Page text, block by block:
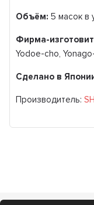
Объём: 5 масок в
Фирма-
Yodoe-cho,
Сделано в
Производитель: